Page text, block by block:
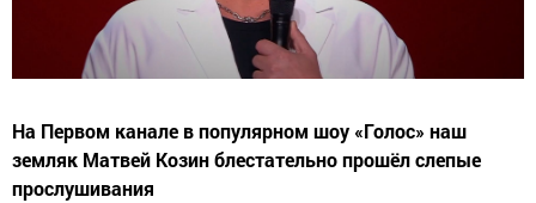
На Первом канале в популярном шоу «Голос» наш
земляк Матвей Козин блестательно прошёл слепые
прослушивания